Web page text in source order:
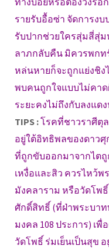
รายรับอื้อซ่า จัดการง
รับปากช่วยใครสุ่มสี่สุ่
ลาภกลับคืน มิควรพกท
หล่นหายก็จะถูกแย่งชิง
พบคนถูกใจแบบไม่คาด
ระยะคงไม่ถึงกับลงแด
TIPS :โรคที่ชาวราศีตุ
อยู่ใต้อิทธิพลของดาวศุ
ที่ถูกขับออกมาจากไตถู
เหงื่อและสิว ควรไหว้
มังคลาราม หรือวัดโพ
ศักดิ์สิทธิ์ (ที่ฝ่าพระบา
มงคล 108 ประการ) เ
วัดโพธิ์ ร่มเย็นเป็นสุข